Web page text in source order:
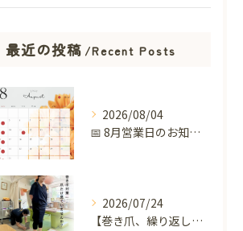
最近の投稿 Recent Posts
2026/08/04
📅 8月営業日のお知らせ 🌻
2026/07/24
【巻き爪、繰り返していませんか？】